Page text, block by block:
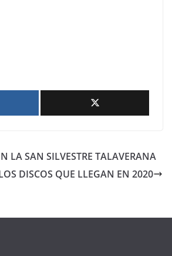
LA SAN SILVESTRE TALAVERANA
DISCOS QUE LLEGAN EN 2020